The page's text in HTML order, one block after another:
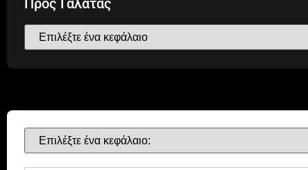
Contacts
About
Download
Προς Γαλατας